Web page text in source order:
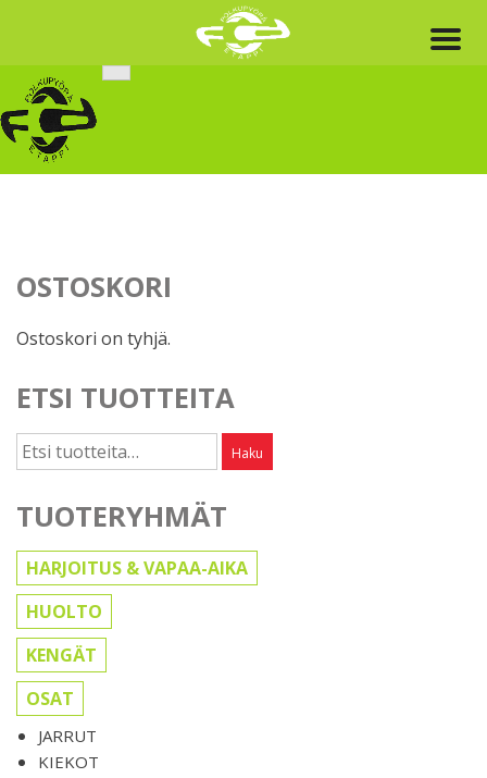
content
OSTOSKORI
Ostoskori on tyhjä.
ETSI TUOTTEITA
Etsi: Haku
TUOTERYHMÄT
HARJOITUS & VAPAA-AIKA
HUOLTO
KENGÄT
OSAT
JARRUT
KIEKOT